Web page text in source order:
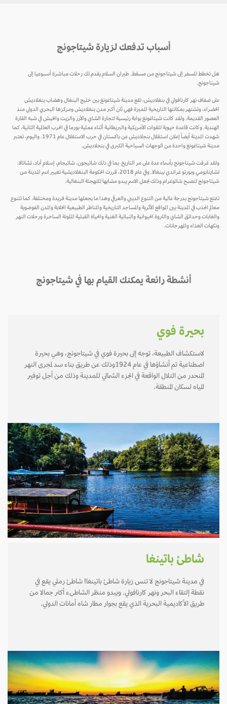
أسباب تدفعك لزيارة شيتاجونج
هل تخطط للسفر إلى شيتاجونج من مسقط. طيران السلام يقدم لك رحلات مباشرة أسبوعيا إلى
شيتاجونج.
على ضفاف نهر كارنافولي في بنغلاديش، تقع مدينة شيتاغونغ بين خليج البنغال وهضاب بنغلاديش
الخضراء، وتشتهر بمكانتها التاريخية المميزة فهي ثان أكبر مدن بنغلاديش ومركزها البحري الدولي منذ
العصور القديمة. ولقد كانت شيتاغونغ بوابة رئيسية لتجارة الشاي والأرز والزيت والخيش في شبه القارة
الهندية. وكانت قاعدة حيوية للقوات الأمريكية والبريطانية أثناء عملية بورما في الحرب العالمية الثانية. كما
شهدت المدينة أيضاً إعلان استقلال بنجلاديش عن باكستان في حرب الاستقلال عام 1971. واليوم، تعتبر
مدينة شيتاغونغ واحدة من الوجهات السياحية الكبرى في بنجلاديش.
ولقد عُرفت شيتاجونج بأسماء عدة على مر التاريخ بما في ذلك شاتيجون، شاتيجام، إسلام آباد، تشاتالا،
تشايتابومي وبورتو غراندي بينغالا. وفي عام 2018، قررت الحكومة البنغلاديشية تغيير اسم المدينة من
شيتاجونج لتصبح شاتوغرام وذلك لجعل الاسم يبدو مشابها للتهجئة البنغالية.
تتمتع شيتاجونج بدرجة عالية من التنوع الديني والعرقي وهذا ما يجعلها مدينة فريدة ومختلفة. كما تتنوع
معالم الجذب في المدينة بين المواقع الأثرية والمساجد التاريخية والمناظر الطبيعية الخلابة والمدن الفوضوية
والغابات وحدائق الشاي والثروة الحيوانية والنباتية الغنية والحياة القبلية الملونة الساحرة ورحلات النهر
ونكهات الغذاء والمهرجانات.
أنشطة رائعة يمكنك القيام بها في شيتاجونج
بحيرة فوي
لاستكشاف الطبيعة، توجه إلى بحيرة فوي في شيتاجونج، وهي بحيرة
اصطناعية تم أنشاؤها في عام 1924وذلك عن طريق بناء سد لمجرى النهر
المنحدر من التلال الواقعة في الجزء الشمالي للمدينة وذلك من أجل توفير
المياه لسكان المنطقة.
شاطئ باتينغا
في مدينة شيتاجونج لا تنس زيارة شاطئ باتينغا! شاطئ رملي يقع في
نقطة إلتقاء البحر ونهر كارنافولي. ويبدو منظر الشاطىء أكثر جمالا من
طريق الأكاديمية البحرية الذي يقع بجوار مطار شاه أمانات الدولي.